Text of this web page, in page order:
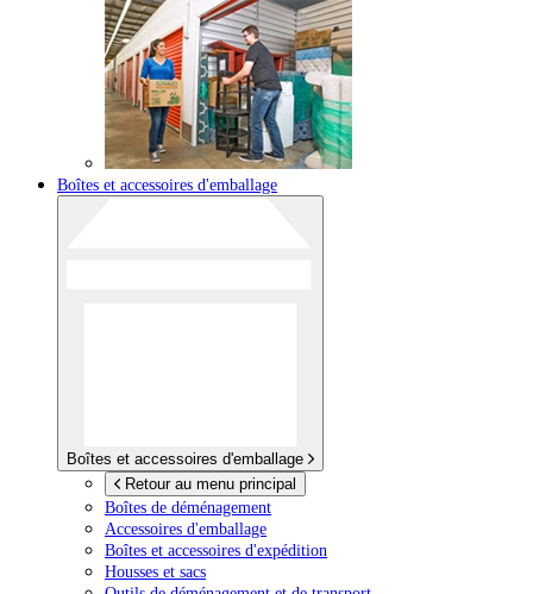
Boîtes et accessoires d'emballage
Boîtes et accessoires d'emballage
Retour au menu principal
Boîtes de déménagement
Accessoires d'emballage
Boîtes et accessoires d'expédition
Housses et sacs